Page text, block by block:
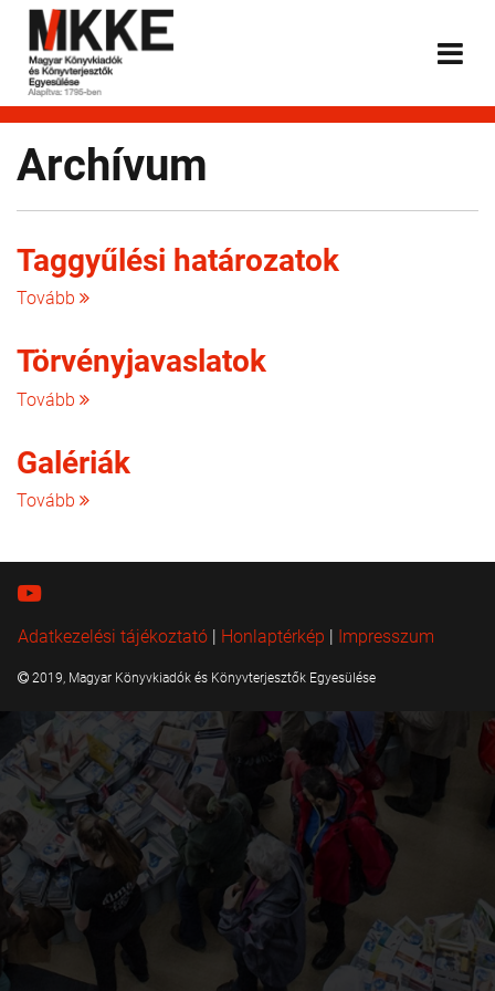
Archívum
Taggyűlési határozatok
Tovább
Törvényjavaslatok
Tovább
Galériák
Tovább
Adatkezelési tájékoztató Honlaptérkép Impresszum
2019, Magyar Könyvkiadók és Könyvterjesztők Egyesülése